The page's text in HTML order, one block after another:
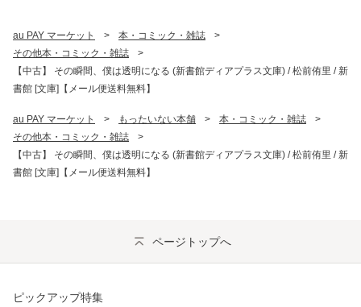
au PAY マーケット > 本・コミック・雑誌
>
その他本・コミック・雑誌
>
【中古】 その瞬間、僕は透明になる (新書館ディアプラス文庫) / 松前侑里 / 新
書館 [文庫]【メール便送料無料】
au PAY マーケット > もったいない本舗 > 本・コミック・雑誌
>
その他本・コミック・雑誌
>
【中古】 その瞬間、僕は透明になる (新書館ディアプラス文庫) / 松前侑里 / 新
書館 [文庫]【メール便送料無料】
ページトップへ
ピックアップ特集